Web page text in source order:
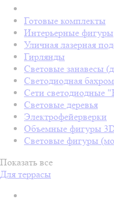
Готовые комплекты
Интерьерные фигуры
Уличная лазерная
Гирлянды
Световые занавесы
Светодиодная
Сети светодиодные
Световые деревья
Электрофейерверки
Объемные фигуры
Световые фигуры
Показать все
Для террасы